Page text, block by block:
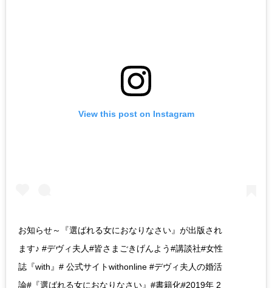
View this post on Instagram
お知らせ～『選ばれる女におなりなさい』が出版され
ます♪ #デヴィ夫人#皆さまごきげんよう#講談社#女性
誌『with』# 公式サイトwithonline #デヴィ夫人の婚活
論#『選ばれる女におなりなさい』#書籍化#2019年 2